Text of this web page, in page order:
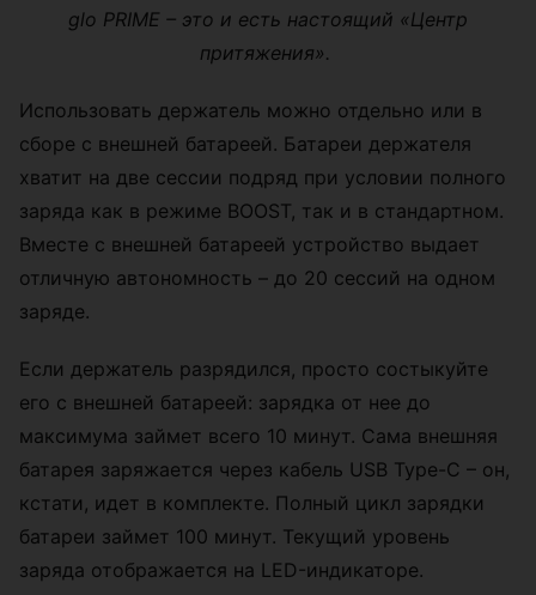
glo PRIME – это и есть настоящий «Центр
притяжения».
Использовать держатель можно отдельно или в
сборе с внешней батареей. Батареи держателя
хватит на две сессии подряд при условии полного
заряда как в режиме BOOST, так и в стандартном.
Вместе с внешней батареей устройство выдает
отличную автономность – до 20 сессий на одном
заряде.
Если держатель разрядился, просто состыкуйте
его с внешней батареей: зарядка от нее до
максимума займет всего 10 минут. Сама внешняя
батарея заряжается через кабель USB Type-C – он,
кстати, идет в комплекте. Полный цикл зарядки
батареи займет 100 минут. Текущий уровень
заряда отображается на LED-индикаторе.